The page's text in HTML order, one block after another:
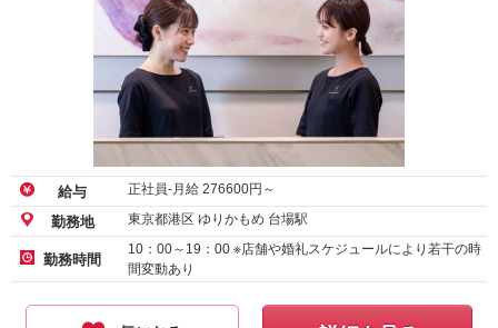
給与 正社員-月給 276600円～
勤務地 東京都港区 ゆりかもめ 台場駅
勤務時間
10：00～19：00 ※店舗や婚礼スケジュールにより若干の時
間変動あり